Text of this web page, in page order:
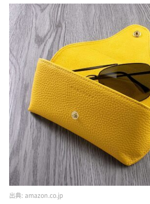
出典: amazon.co.jp